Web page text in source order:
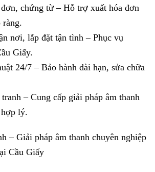
chứng từ – Hỗ trợ xuất hóa đơn
ràng.
nơi, lắp đặt tận tình – Phục vụ
Giấy.
24/7 – Bảo hành dài hạn, sửa chữa
– Cung cấp giải pháp âm thanh
lý.
– Giải pháp âm thanh chuyên nghiệp
Cầu Giấy